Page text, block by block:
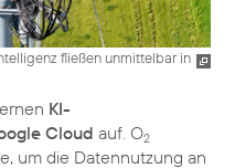
fließen unmittelbar in
KI-
Cloud auf. O2
um die Datennutzung an